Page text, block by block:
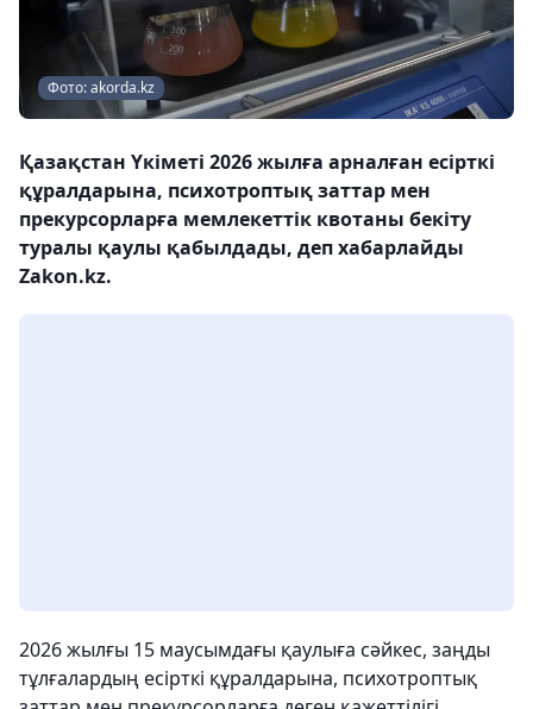
Фото: akorda.kz
Қазақстан Үкіметі 2026 жылға арналған есірткі
құралдарына, психотроптық заттар мен
прекурсорларға мемлекеттік квотаны бекіту
туралы қаулы қабылдады, деп хабарлайды
Zakon.kz.
2026 жылғы 15 маусымдағы қаулыға сәйкес, заңды
тұлғалардың есірткі құралдарына, психотроптық